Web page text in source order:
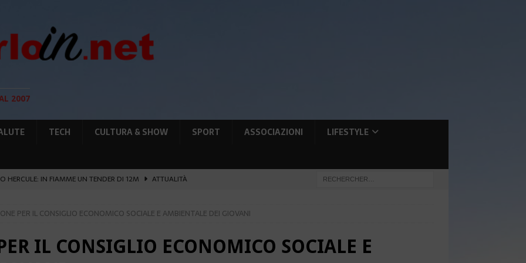
2007
TECH CULTURA & SHOW SPORT ASSOCIAZIONI
LIFESTYLE
HERCULE: IN FIAMME UN TENDER DI 12M
ATTUALITÀ
DI PLACE D’ARMES
ATTUALITÀ
RAFFORZANO LA COOPERAZIONE
ATTUALITÀ
PER IL CONSIGLIO ECONOMICO SOCIALE E AMBIENTALE DEI GIOVANI
IL CONSIGLIO ECONOMICO SOCIALE E